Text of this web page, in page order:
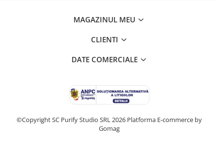
MAGAZINUL MEU
CLIENTI
DATE COMERCIALE
©Copyright SC Purify Studio SRL 2026 Platforma E-commerce by
Gomag